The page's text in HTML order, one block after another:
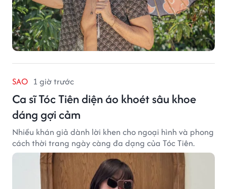
SAO 1 giờ trước
Ca sĩ Tóc Tiên diện áo khoét sâu khoe
dáng gợi cảm
Nhiều khán giả dành lời khen cho ngoại hình và phong
cách thời trang ngày càng đa dạng của Tóc Tiên.